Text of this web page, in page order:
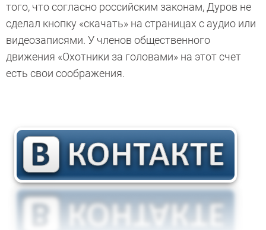
того, что согласно российским законам, Дуров не
сделал кнопку «скачать» на страницах с аудио или
видеозаписями. У членов общественного
движения «Охотники за головами» на этот счет
есть свои соображения.